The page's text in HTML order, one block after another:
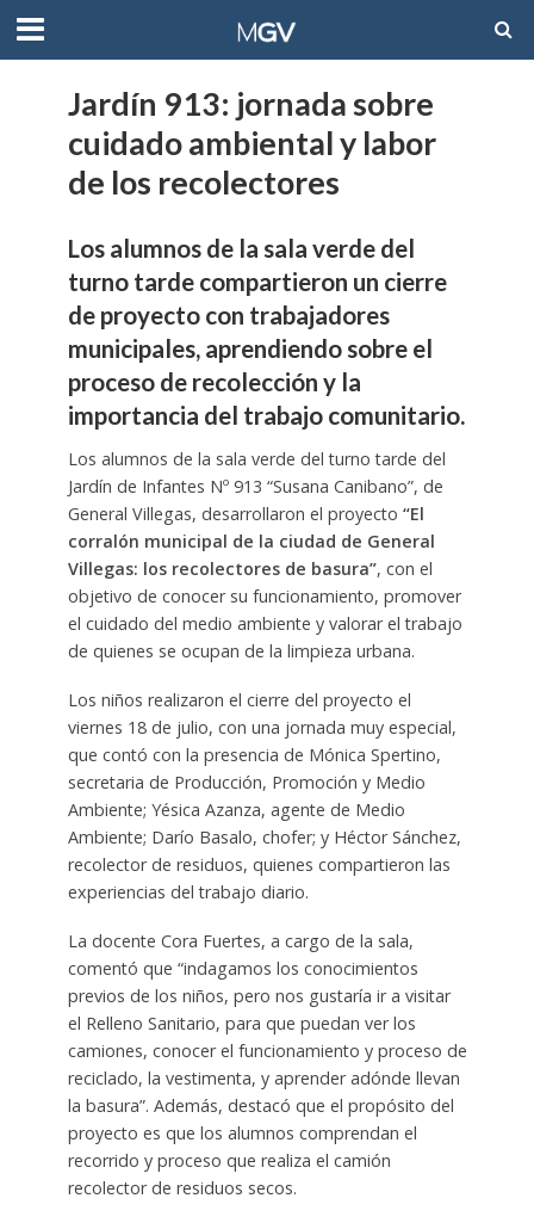
Jardín 913: jornada sobre
cuidado ambiental y labor
de los recolectores
Los alumnos de la sala verde del
turno tarde compartieron un cierre
de proyecto con trabajadores
municipales, aprendiendo sobre el
proceso de recolección y la
importancia del trabajo comunitario.
Los alumnos de la sala verde del turno tarde del
Jardín de Infantes Nº 913 “Susana Canibano”, de
General Villegas, desarrollaron el proyecto “El
corralón municipal de la ciudad de General
Villegas: los recolectores de basura”, con el
objetivo de conocer su funcionamiento, promover
el cuidado del medio ambiente y valorar el trabajo
de quienes se ocupan de la limpieza urbana.
Los niños realizaron el cierre del proyecto el
viernes 18 de julio, con una jornada muy especial,
que contó con la presencia de Mónica Spertino,
secretaria de Producción, Promoción y Medio
Ambiente; Yésica Azanza, agente de Medio
Ambiente; Darío Basalo, chofer; y Héctor Sánchez,
recolector de residuos, quienes compartieron las
experiencias del trabajo diario.
La docente Cora Fuertes, a cargo de la sala,
comentó que “indagamos los conocimientos
previos de los niños, pero nos gustaría ir a visitar
el Relleno Sanitario, para que puedan ver los
camiones, conocer el funcionamiento y proceso de
reciclado, la vestimenta, y aprender adónde llevan
la basura”. Además, destacó que el propósito del
proyecto es que los alumnos comprendan el
recorrido y proceso que realiza el camión
recolector de residuos secos.